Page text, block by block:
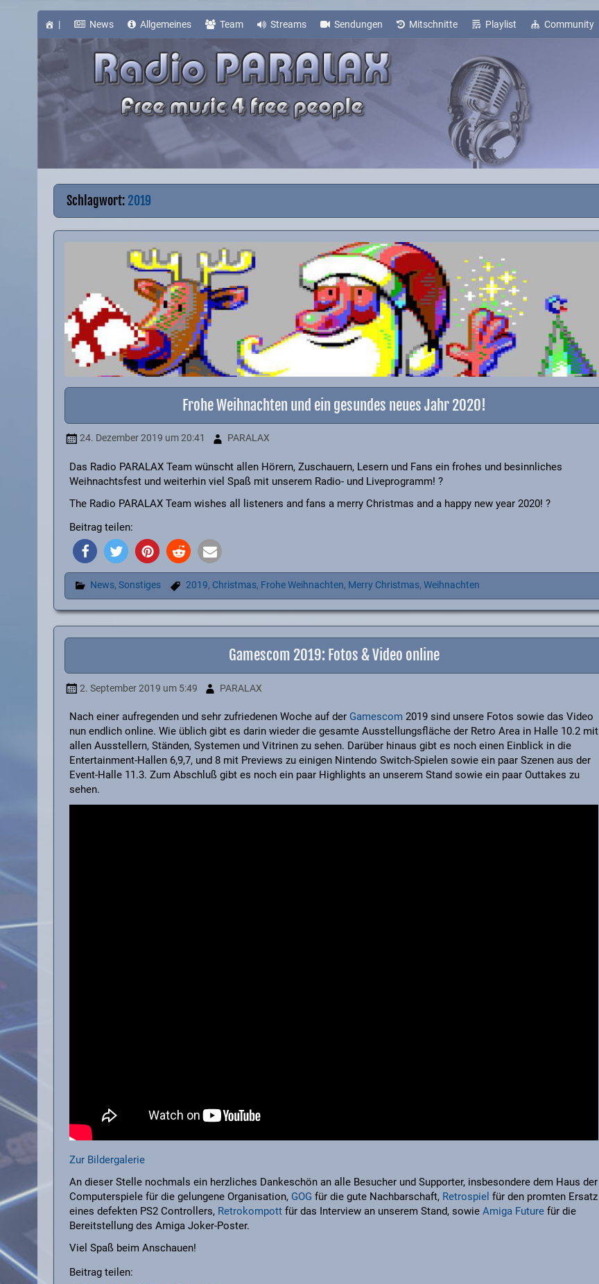
| News Allgemeines Team Streams Sendungen Mitschnitte Playlist Community
Schlagwort: 2019
Frohe Weihnachten und ein gesundes neues Jahr 2020!
24. Dezember 2019 um 20:41 PARALAX
Das Radio PARALAX Team wünscht allen Hörern, Zuschauern, Lesern und Fans ein frohes und besinnliches
Weihnachtsfest und weiterhin viel Spaß mit unserem Radio- und Liveprogramm!?
The Radio PARALAX Team wishes all listeners and fans a merry Christmas and a happy new year 2020!?
Beitrag teilen:
News,Sonstiges 2019, Christmas, Frohe Weihnachten, Merry Christmas, Weihnachten
Gamescom 2019: Fotos & Video online
2. September 2019 um 5:49 PARALAX
Nach einer aufregenden und sehr zufriedenen Woche auf der Gamescom 2019 sind unsere Fotos sowie das Video
nun endlich online. Wie üblich gibt es darin wieder die gesamte Ausstellungsfläche der Retro Area in Halle 10.2 mit
allen Ausstellern, Ständen, Systemen und Vitrinen zu sehen. Darüber hinaus gibt es noch einen Einblick in die
Entertainment-Hallen 6,9,7, und 8 mit Previews zu einigen Nintendo Switch-Spielen sowie ein paar Szenen aus der
Event-Halle 11.3. Zum Abschluß gibt es noch ein paar Highlights an unserem Stand sowie ein paar Outtakes zu
sehen.
Zur Bildergalerie
An dieser Stelle nochmals ein herzliches Dankeschön an alle Besucher und Supporter, insbesondere dem Haus der
Computerspiele für die gelungene Organisation, GOG für die gute Nachbarschaft, Retrospiel für den promten Ersatz
eines defekten PS2 Controllers, Retrokompott für das Interview an unserem Stand, sowieAmiga Future für die
Bereitstellung des Amiga Joker-Poster.
Viel Spaß beim Anschauen!
Beitrag teilen: